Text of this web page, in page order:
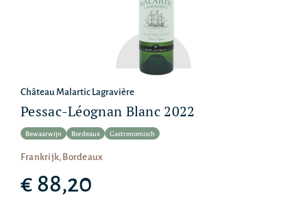
Château Malartic Lagravière
Pessac-Léognan Blanc 2022
Bewaarwijn Bordeaux Gastronomisch
Frankrijk, Bordeaux
€ 88,20